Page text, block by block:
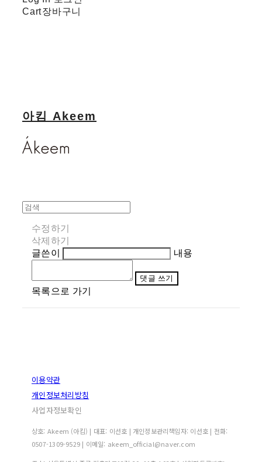
Cart장바구니
아킴 Akeem
수정하기
삭제하기
글쓴이
내용
댓글 쓰기
목록으로 가기
이용약관
개인정보처리방침
사업자정보확인
상호: Akeem (아킴) | 대표: 이선호 | 개인정보관리책임자: 이선호 | 전화:
0507-1309-9529 | 이메일: akeem_official@naver.com